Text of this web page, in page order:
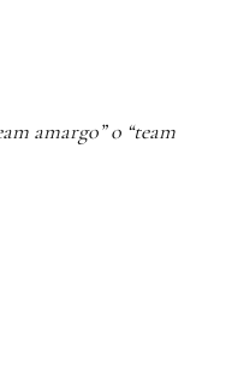
amargo” o “team